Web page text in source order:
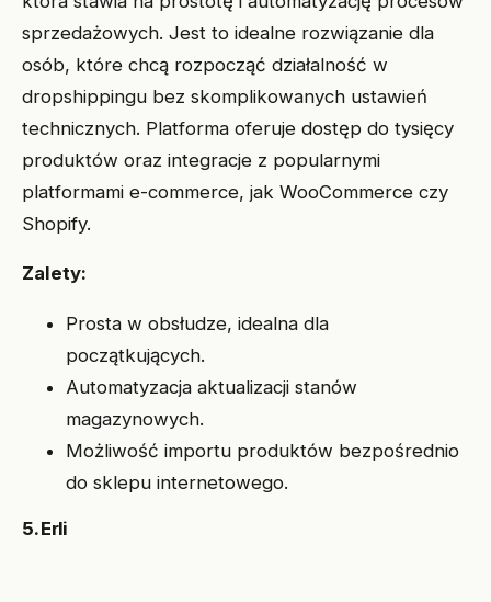
sprzedażowych. Jest to idealne rozwiązanie dla
osób, które chcą rozpocząć działalność w
dropshippingu bez skomplikowanych ustawień
technicznych. Platforma oferuje dostęp do tysięcy
produktów oraz integracje z popularnymi
platformami e-commerce, jak WooCommerce czy
Shopify.
Zalety:
Prosta w obsłudze, idealna dla
początkujących.
Automatyzacja aktualizacji stanów
magazynowych.
Możliwość importu produktów bezpośrednio
do sklepu internetowego.
5. Erli